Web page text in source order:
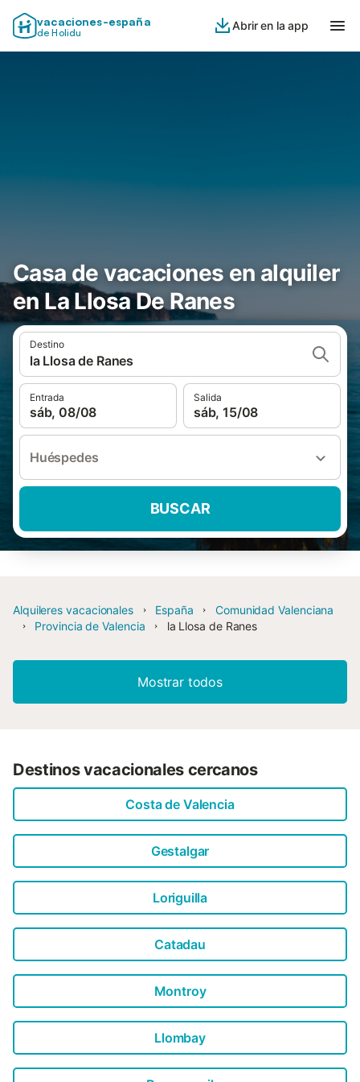
vacaciones-españa
de Holidu
Abrir en la app
Casa de vacaciones en alquiler
en La Llosa De Ranes
Destino
la Llosa de Ranes
Entrada
sáb, 08/08
Salida
sáb, 15/08
Huéspedes
BUSCAR
Alquileres vacacionales España
Comunidad Valenciana
Provincia de Valencia
la Llosa de Ranes
Mostrar todos
Destinos vacacionales cercanos
Costa de Valencia
Gestalgar
Loriguilla
Catadau
Montroy
Llombay